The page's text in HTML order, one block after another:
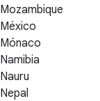
Mozambique
México
Mónaco
Namibia
Nauru
Nepal